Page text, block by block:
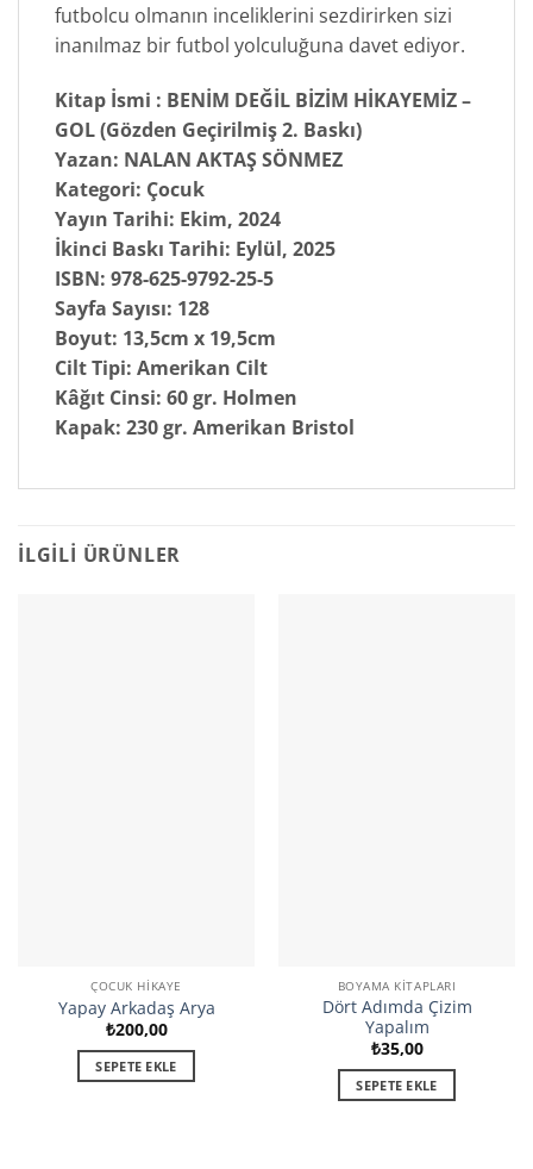
futbolcu olmanın inceliklerini sezdirirken sizi
inanılmaz bir futbol yolculuğuna davet ediyor.
Kitap İsmi : BENİM DEĞİL BİZİM HİKAYEMİZ –
GOL (Gözden Geçirilmiş 2. Baskı)
Yazan: NALAN AKTAŞ SÖNMEZ
Kategori: Çocuk
Yayın Tarihi: Ekim, 2024
İkinci Baskı Tarihi: Eylül, 2025
ISBN: 978-625-9792-25-5
Sayfa Sayısı: 128
Boyut: 13,5cm x 19,5cm
Cilt Tipi: Amerikan Cilt
Kâğıt Cinsi: 60 gr. Holmen
Kapak: 230 gr. Amerikan Bristol
İLGILI ÜRÜNLER
ÇOCUK HIKAYE
Yapay Arkadaş Arya
₺200,00
SEPETE EKLE
BOYAMA KITAPLARI
Dört Adımda Çizim
Yapalım
₺35,00
SEPETE EKLE